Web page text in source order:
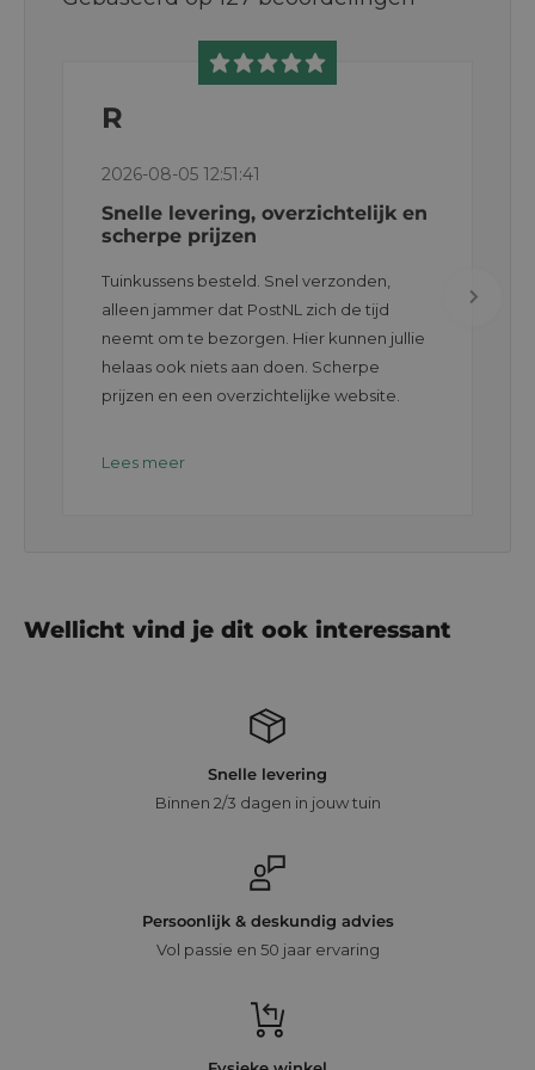
R
2026-08-05 12:51:41
Snelle levering, overzichtelijk en
scherpe prijzen
Tuinkussens besteld. Snel verzonden,
alleen jammer dat PostNL zich de tijd
neemt om te bezorgen. Hier kunnen jullie
helaas ook niets aan doen. Scherpe
prijzen en een overzichtelijke website.
Lees meer
Wellicht vind je dit ook interessant
Snelle levering
Binnen 2/3 dagen in jouw tuin
Persoonlijk & deskundig advies
Vol passie en 50 jaar ervaring